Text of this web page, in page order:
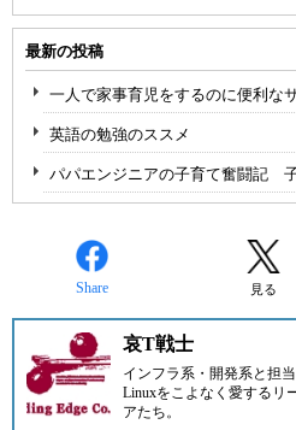
最新の投稿
一人で家事育児をするのに便利な
英語の勉強のススメ
パパエンジニアの子育て奮闘記
Share 見る
哀T戦士
インフラ系・開発系と担
Linuxをこよなく愛する リ
アたち。